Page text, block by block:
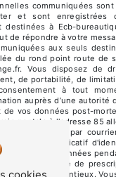
communiquées sont
et sont enregistrées
destinées à Ecb-
de répondre à votre
aux seuls
du rond point route de
Vous disposez de
de portabilité, de
à tout
auprès d’une autorité
de vos données post-
postale à l'adresse 85
aicirits ou par
Un justificatif
vos données
la durée de
des contentieux.